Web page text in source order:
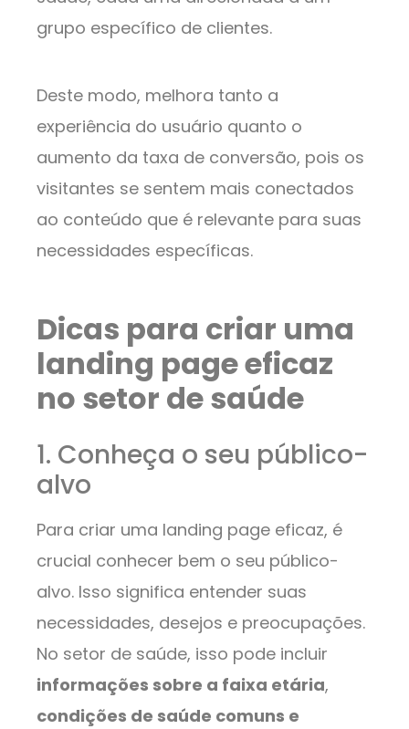
grupo específico de clientes.
Deste modo, melhora tanto a
experiência do usuário quanto o
aumento da taxa de conversão, pois os
visitantes se sentem mais conectados
ao conteúdo que é relevante para suas
necessidades específicas.
Dicas para criar uma
landing page eficaz
no setor de saúde
1. Conheça o seu público-
alvo
Para criar uma landing page eficaz, é
crucial conhecer bem o seu público-
alvo. Isso significa entender suas
necessidades, desejos e preocupações.
No setor de saúde, isso pode incluir
informações sobre a faixa etária,
condições de saúde comuns e